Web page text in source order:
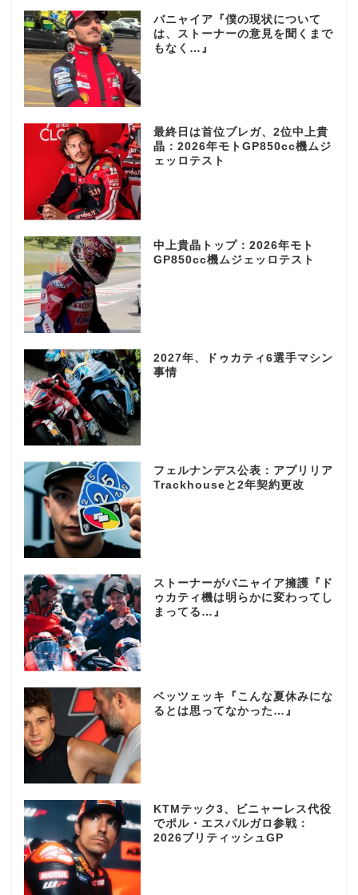
バニャイア『僕の現状について
は、ストーナーの意見を聞くまで
もなく…』
最終日は首位ブレガ、2位中上貴
晶：2026年モトGP850cc機ムジ
ェッロテスト
中上貴晶トップ：2026年モト
GP850cc機ムジェッロテスト
2027年、ドゥカティ6選手マシン
事情
フェルナンデス公表：アプリリア
Trackhouseと2年契約更改
ストーナーがバニャイア擁護『ド
ゥカティ機は明らかに変わってし
まってる…』
ベッツェッキ『こんな夏休みにな
るとは思ってなかった…』
KTMテック3、ビニャーレス代役
でポル・エスパルガロ参戦：
2026ブリティッシュGP